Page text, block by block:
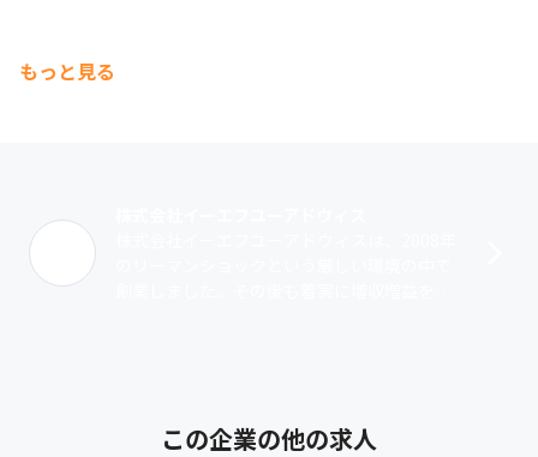
もっと見る
この企業の他の求人